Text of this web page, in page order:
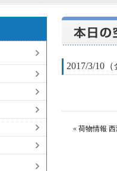
2017/3/10
« 荷物情報